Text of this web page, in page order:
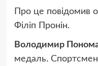
Про це повідомив
Філіп Пронін.
Володимир
медаль. Спортсмен